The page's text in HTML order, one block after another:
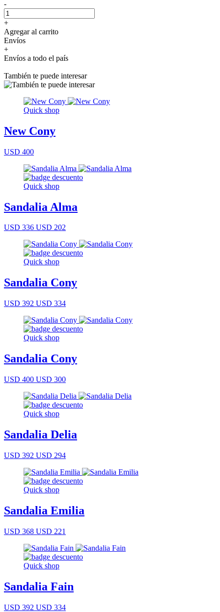
-
+
Agregar al carrito
Envíos
+
Envíos a todo el país
También te puede interesar
Quick shop
New Cony
USD 400
Quick shop
Sandalia Alma
USD 336 USD 202
Quick shop
Sandalia Cony
USD 392 USD 334
Quick shop
Sandalia Cony
USD 400 USD 300
Quick shop
Sandalia Delia
USD 392 USD 294
Quick shop
Sandalia Emilia
USD 368 USD 221
Quick shop
Sandalia Fain
USD 392 USD 334